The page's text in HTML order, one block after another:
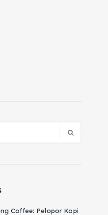
Coffee: Pelopor Kopi